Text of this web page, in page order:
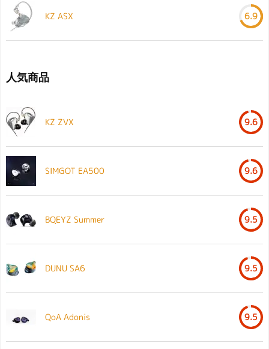
KZ ASX 6.9
人気商品
KZ ZVX 9.6
SIMGOT EA500 9.6
BQEYZ Summer 9.5
DUNU SA6 9.5
QoA Adonis 9.5